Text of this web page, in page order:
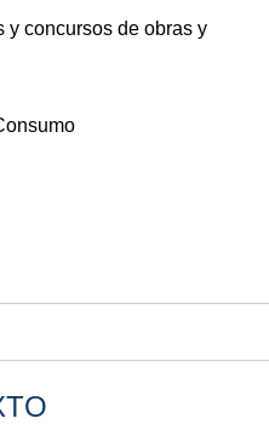
y concursos de obras y